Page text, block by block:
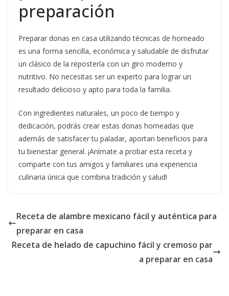
preparación
Preparar donas en casa utilizando técnicas de horneado
es una forma sencilla, económica y saludable de disfrutar
un clásico de la repostería con un giro moderno y
nutritivo. No necesitas ser un experto para lograr un
resultado delicioso y apto para toda la familia.
Con ingredientes naturales, un poco de tiempo y
dedicación, podrás crear estas donas horneadas que
además de satisfacer tu paladar, aportan beneficios para
tu bienestar general. ¡Anímate a probar esta receta y
comparte con tus amigos y familiares una experiencia
culinaria única que combina tradición y salud!
Receta de alambre mexicano fácil y auténtica para
preparar en casa
Receta de helado de capuchino fácil y cremoso par
a preparar en casa